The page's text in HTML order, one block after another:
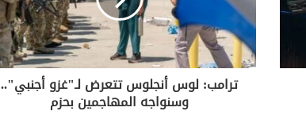
ترامب: لوس أنجلوس تتعرض لـ"غزو أجنبي"..
وسنواجه المهاجمين بحزم